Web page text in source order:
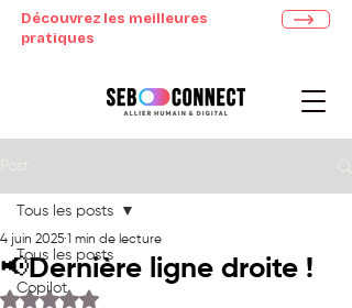
Découvrez les meilleures
pratiques
Tous les posts
Copilot
Tous les posts
📢Dernière ligne droite !
4 juin 2025 1 min de lecture
Noté NaN étoiles sur 5.